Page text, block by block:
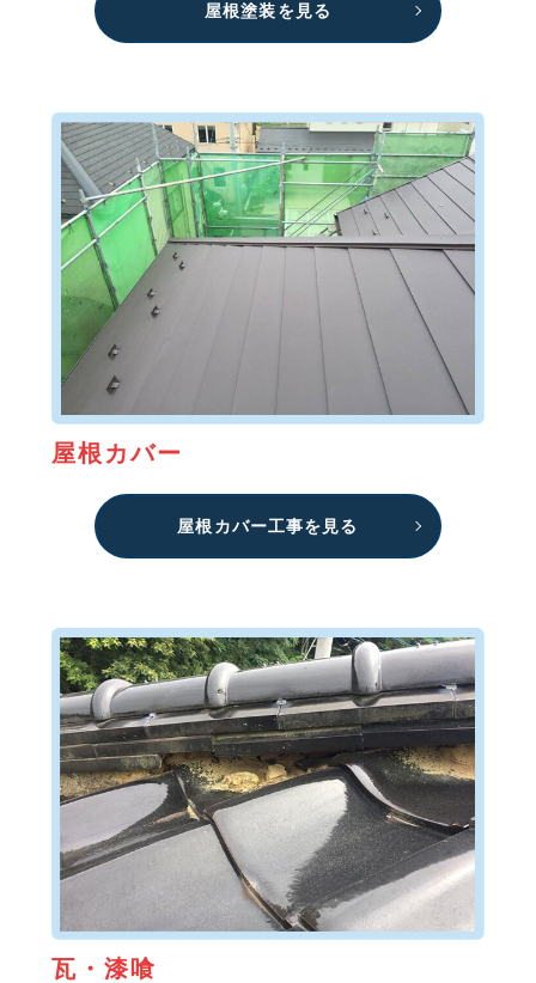
屋根塗装を見る
屋根カバー
屋根カバー工事を見る
瓦・漆喰